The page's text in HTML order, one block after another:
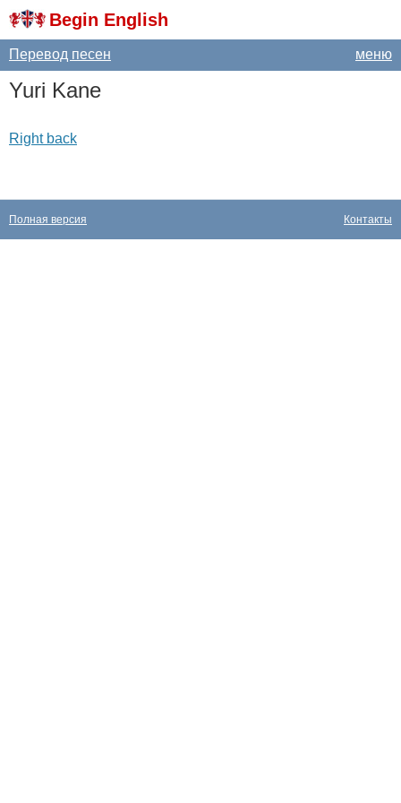
Begin English
меню
Перевод песен
Yuri Kane
Right back
Контакты
Полная версия